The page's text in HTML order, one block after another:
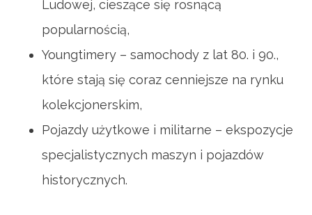
Ludowej, cieszące się rosnącą
popularnością,
Youngtimery – samochody z lat 80. i 90.,
które stają się coraz cenniejsze na rynku
kolekcjonerskim,
Pojazdy użytkowe i militarne – ekspozycje
specjalistycznych maszyn i pojazdów
historycznych.